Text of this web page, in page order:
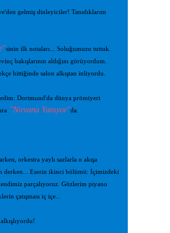
gelmiş dinleyiciler! Tanıdıklarım
sinin ilk notaları... Soluğumuzu tuttuk.
bakışlarının aldığını görüyordum.
bittiğinde salon alkıştan inliyordu.
Dortmund'da dünya prömiyeri
"Nirvana Yanıyor"da.
orkestra yaylı sazlarla o akışa
derken... Eserin ikinci bölümü: İçimizdeki
parçalıyoruz. Gözlerim piyano
çatışması iç içe...